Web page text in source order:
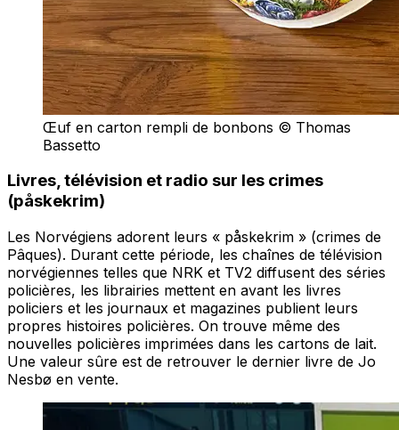
Œuf en carton rempli de bonbons © Thomas
Bassetto
Livres, télévision et radio sur les crimes
(påskekrim)
Les Norvégiens adorent leurs « påskekrim » (crimes de
Pâques). Durant cette période, les chaînes de télévision
norvégiennes telles que NRK et TV2 diffusent des séries
policières, les librairies mettent en avant les livres
policiers et les journaux et magazines publient leurs
propres histoires policières. On trouve même des
nouvelles policières imprimées dans les cartons de lait.
Une valeur sûre est de retrouver le dernier livre de Jo
Nesbø en vente.